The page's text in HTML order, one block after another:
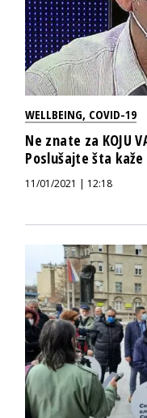
WELLBEING, COVID-19
Ne znate za KOJU
Poslušajte šta kaže
11/01/2021 | 12:18